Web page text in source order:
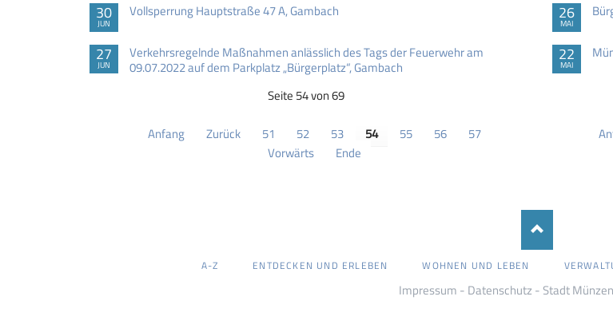
30
JUN
Vollsperrung Hauptstraße 47 A, Gambach
27
JUN
Verkehrsregelnde Maßnahmen anlässlich des Tags der Feuerwehr am
09.07.2022 auf dem Parkplatz „Bürgerplatz“, Gambach
Seite 54 von 69
Anfang Zurück 51 52 53 54 55 56
57
Vorwärts
Ende
26
MAI
22
MAI
ÜBERSPRINGEN
A-Z ENTDECKEN UND ERLEBEN WOHNEN UND LEBEN
Impressum - Datenschutz - Stadt